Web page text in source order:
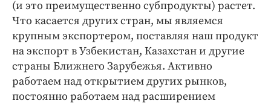
(и это преимущественно субпродукты) растет.
Что касается других стран, мы являемся
крупным экспортером, поставляя наш продукт
на экспорт в Узбекистан, Казахстан и другие
страны Ближнего Зарубежья. Активно
работаем над открытием других рынков,
постоянно работаем над расширением